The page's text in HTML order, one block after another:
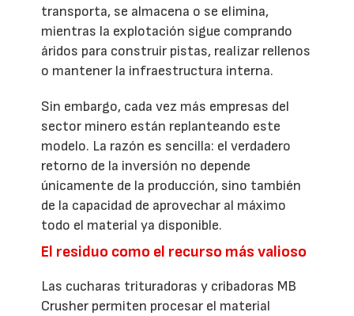
transporta, se almacena o se elimina,
mientras la explotación sigue comprando
áridos para construir pistas, realizar rellenos
o mantener la infraestructura interna.
Sin embargo, cada vez más empresas del
sector minero están replanteando este
modelo. La razón es sencilla: el verdadero
retorno de la inversión no depende
únicamente de la producción, sino también
de la capacidad de aprovechar al máximo
todo el material ya disponible.
El residuo como el recurso más valioso
Las cucharas trituradoras y cribadoras MB
Crusher permiten procesar el material